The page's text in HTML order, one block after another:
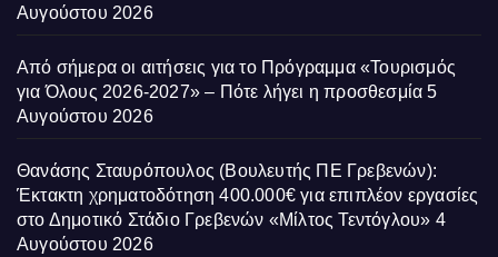
Αυγούστου 2026
Από σήμερα οι αιτήσεις για το Πρόγραμμα «Τουρισμός
για Όλους 2026-2027» – Πότε λήγει η προσθεσμία 5
Αυγούστου 2026
Θανάσης Σταυρόπουλος (Βουλευτής ΠΕ Γρεβενών):
Έκτακτη χρηματοδότηση 400.000€ για επιπλέον εργασίες
στο Δημοτικό Στάδιο Γρεβενών «Μίλτος Τεντόγλου» 4
Αυγούστου 2026